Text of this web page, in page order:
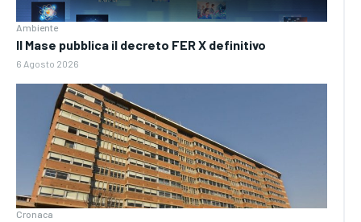
Ambiente
Il Mase pubblica il decreto FER X definitivo
6 Agosto 2026
Cronaca